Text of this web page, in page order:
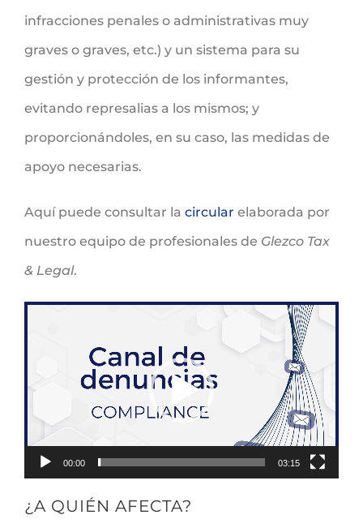
infracciones penales o administrativas muy
graves o graves, etc.) y un sistema para su
gestión y protección de los informantes,
evitando represalias a los mismos; y
proporcionándoles, en su caso, las medidas de
apoyo necesarias.
Aquí puede consultar la circular elaborada por
nuestro equipo de profesionales de Glezco Tax
& Legal.
00:00 03:15
¿A QUIÉN AFECTA?